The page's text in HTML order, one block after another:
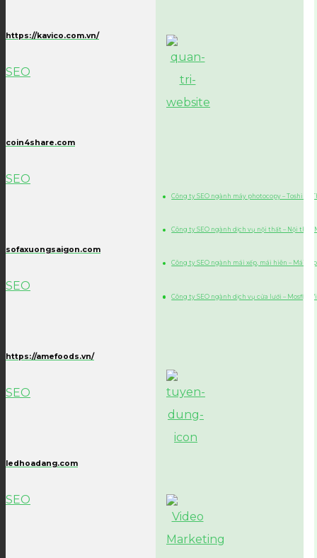
Công ty SEO ngành máy photocopy – Toshiba
Công ty SEO ngành dịch vụ nội thất – Nội thất
Công ty SEO ngành mái xếp, mái hiên – Mái
Công ty SEO ngành dịch vụ cửa lưới – Mosfly
https://kavico.com.vn/
SEO
coin4share.com
SEO
sofaxuongsaigon.com
SEO
https://amefoods.vn/
SEO
ledhoadang.com
SEO